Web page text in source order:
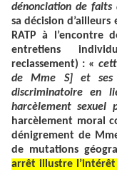
dénonciation de faits
sa décision
RATP à l’encontre
entretiens
reclassement) : «
de Mme S] et ses
discriminatoire en
harcèlement sexuel
harcèlement moral
dénigrement de
de mutations
arrêt illustre